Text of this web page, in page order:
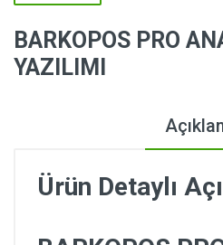
BARKOPOS PRO
YAZILIMI
Ürün Detaylı